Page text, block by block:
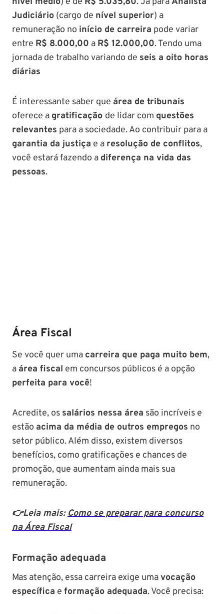
Judiciário (cargo de nível superior) a
remuneração no início de carreira pode variar
entre R$ 8.000,00 a R$ 12.000,00. Tendo uma
jornada de trabalho variando de seis a oito horas
diárias
É interessante saber que área de tribunais
oferece a gratificação de lidar com questões
relevantes para a sociedade. Ao contribuir para a
garantia da justiça e a resolução de conflitos,
você estará fazendo a diferença na vida das
pessoas.
Área Fiscal
Se você quer uma carreira que paga muito bem,
a área fiscal em concursos públicos é a opção
perfeita para você!
Acredite, os salários nessa área são incríveis e
estão acima da média de outros empregos no
setor público. Além disso, existem diversos
benefícios, como gratificações e chances de
promoção, que aumentam ainda mais sua
remuneração.
👉Leia mais:Como se preparar para concurso
na Área Fiscal
Formação adequada
Mas atenção, essa carreira exige umavocação
específica e formação adequada. Você precisa: